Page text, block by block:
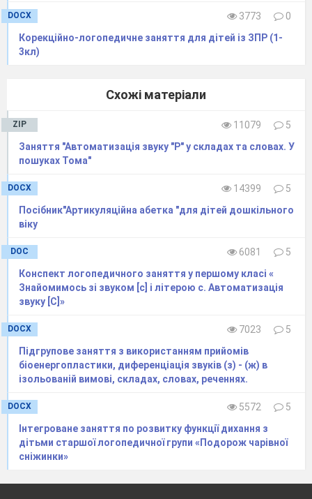
намальовані овочі та попросіть, щоб дитина
назвала одним словом.
DOCX 3773
0
Корекційно-логопедичне заняття для дітей із ЗПР (1-
3кл)
Схожі матеріали
ZIP 11079
5
Заняття "Автоматизація звуку "Р" у складах та словах. У
пошуках Тома"
DOCX 14399
5
Посібник"Артикуляційна абетка "для дітей дошкільного
віку
DOC 6081
5
Конспект логопедичного заняття у першому класі «
Знайомимось зі звуком [c] і літерою с. Автоматизація
звуку [C]»
DOCX 7023
5
Підгрупове заняття з використанням прийомів
біоенергопластики, диференціація звуків (з) - (ж) в
ізольованій вимові, складах, словах, реченнях.
DOCX 5572
5
Інтегроване заняття по розвитку функції дихання з
дітьми старшої логопедичної групи «Подорож чарівної
сніжинки»